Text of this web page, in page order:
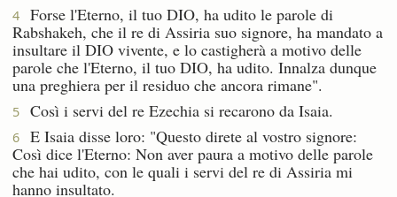
4
Forse l'Eterno, il tuo DIO, ha udito le parole di
Rabshakeh, che il re di Assiria suo signore, ha mandato a
insultare il DIO vivente, e lo castigherà a motivo delle
parole che l'Eterno, il tuo DIO, ha udito. Innalza dunque
una preghiera per il residuo che ancora rimane".
5 Così i servi del re Ezechia si recarono da Isaia.
6
E Isaia disse loro: "Questo direte al vostro signore:
Così dice l'Eterno: Non aver paura a motivo delle parole
che hai udito, con le quali i servi del re di Assiria mi
hanno insultato.